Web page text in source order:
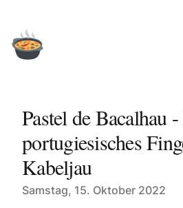
Pastel de Bacalhau
portugiesisches
Kabeljau
Published on
Samstag, 15. Oktober 2022